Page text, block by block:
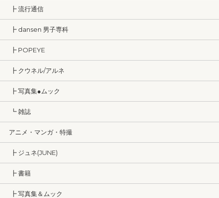
┣ 流行通信
┣ dansen 男子専科
┣ POPEYE
┣ クウネル/アルネ
┣ 写真集●ムック
┗ 雑誌
アニメ・マンガ・特撮
┣ ジュネ(JUNE)
┣ 書籍
┣ 写真集＆ムック